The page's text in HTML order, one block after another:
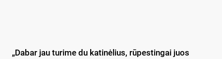
„Dabar jau turime du katinėlius, rūpestingai juos